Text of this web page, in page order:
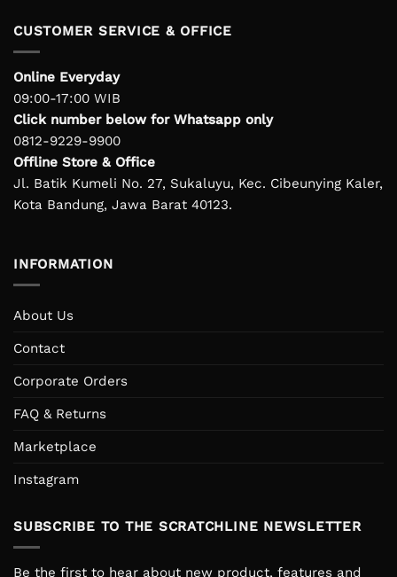
CUSTOMER SERVICE & OFFICE
Online Everyday
09:00-17:00 WIB
Click number below for Whatsapp only
0812-9229-9900
Offline Store & Office
Jl. Batik Kumeli No. 27, Sukaluyu, Kec. Cibeunying Kaler,
Kota Bandung, Jawa Barat 40123.
INFORMATION
About Us
Contact
Corporate Orders
FAQ & Returns
Marketplace
Instagram
SUBSCRIBE TO THE SCRATCHLINE NEWSLETTER
Be the first to hear about new product, features and